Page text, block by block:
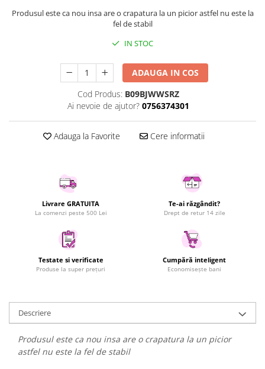
Laptop, Tablete & Telefoane
Telefoane Mobile & accesorii
Wearable & Gadgeturi
Electrocasnice & Climatizare
Accesorii si piese masini spalat
rufe si uscatoare
Aparate Frigorifice
Aparate Racire Aer
Aragaze si cuptoare cu microunde
Climatizare & sisteme de incalzire
Electrocasnice pentru Bucatarie
Fiare de calcat si masini de cusut
Ingrijire Locuinta
Bijuterii
Ceasuri dama
Produsul este ca nou insa are o crapatura la un picior astfel nu este la
fel de stabil
IN STOC
ADAUGA IN COS
Cod Produs: B09BJWWSRZ
Ai nevoie de ajutor? 0756374301
Adauga la Favorite Cere informatii
Livrare GRATUITA
La comenzi peste 500 Lei
Te-ai răzgândit?
Drept de retur 14 zile
Testate si verificate
Produse la super prețuri
Cumpără inteligent
Economisește bani
Descriere
Produsul este ca nou insa are o crapatura la un picior
astfel nu este la fel de stabil